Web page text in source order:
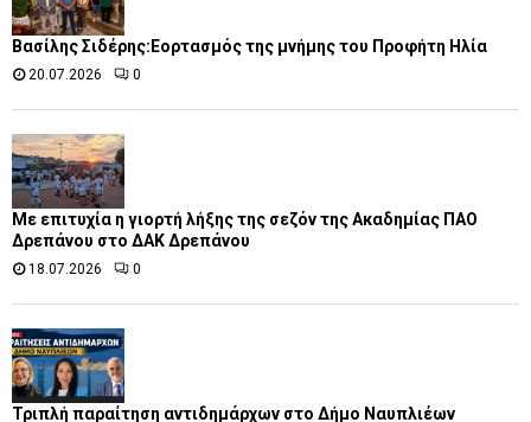
Βασίλης Σιδέρης:Εορτασμός της μνήμης του Προφήτη Ηλία
20.07.2026 0
Με επιτυχία η γιορτή λήξης της σεζόν της Ακαδημίας ΠΑΟ
Δρεπάνου στο ΔΑΚ Δρεπάνου
18.07.2026 0
Τριπλή παραίτηση αντιδημάρχων στο Δήμο Ναυπλιέων